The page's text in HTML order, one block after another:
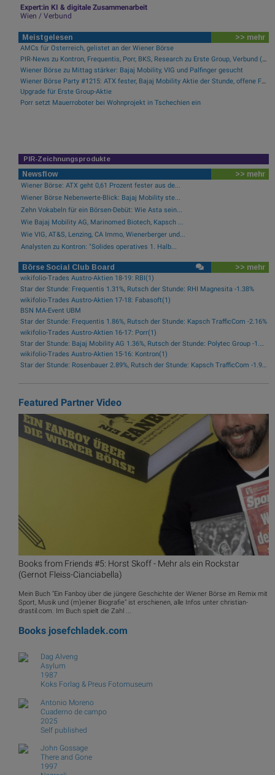
Expert:in KI & digitale Zusammenarbeit
Wien / Verbund
Meistgelesen >> mehr
AMCs für Österreich, gelistet an der Wiener Börse
PIR-News zu Kontron, Frequentis, Porr, BKS, Research zu Erste Group, Verbund (Christine Petzwinkler)
Wiener Börse zu Mittag stärker: Bajaj Mobility, VIG und Palfinger gesucht
Wiener Börse Party #1215: ATX fester, Bajaj Mobility Aktie der Stunde, offene Fragen bei Fitgroup
Upgrade für Erste Group-Aktie
Porr setzt Mauerroboter bei Wohnprojekt in Tschechien ein
PIR-Zeichnungsprodukte
Newsflow >> mehr
Wiener Börse: ATX geht 0,61 Prozent fester aus de...
Wiener Börse Nebenwerte-Blick: Bajaj Mobility ste...
Zehn Vokabeln für ein Börsen-Debüt: Wie Asta sein...
Wie Bajaj Mobility AG, Marinomed Biotech, Kapsch ...
Wie VIG, AT&S, Lenzing, CA Immo, Wienerberger und...
Analysten zu Kontron: "Solides operatives 1. Halb...
Börse Social Club Board >> mehr
wikifolio-Trades Austro-Aktien 18-19: RBI(1)
Star der Stunde: Frequentis 1.31%, Rutsch der Stunde: RHI Magnesita -1.38%
wikifolio-Trades Austro-Aktien 17-18: Fabasoft(1)
BSN MA-Event UBM
Star der Stunde: Frequentis 1.86%, Rutsch der Stunde: Kapsch TrafficCom -2.16%
wikifolio-Trades Austro-Aktien 16-17: Porr(1)
Star der Stunde: Bajaj Mobility AG 1.36%, Rutsch der Stunde: Polytec Group -1.81%
wikifolio-Trades Austro-Aktien 15-16: Kontron(1)
Star der Stunde: Rosenbauer 2.89%, Rutsch der Stunde: Kapsch TrafficCom -1.92%
Featured Partner Video
Books from Friends #5: Horst Skoff - Mehr als ein Rockstar
(Gernot Fleiss-Cianciabella)
Mein Buch "Ein Fanboy über die jüngere Geschichte der Wiener Börse im Remix mit
Sport, Musik und (m)einer Biografie" ist erschienen, alle Infos unter christian-
drastil.com. Im Buch spielt die Zahl ...
Books josefchladek.com
Dag Alveng
Asylum
1987
Koks Forlag & Preus Fotomuseum
Antonio Moreno
Cuaderno de campo
2025
Self published
John Gossage
There and Gone
1997